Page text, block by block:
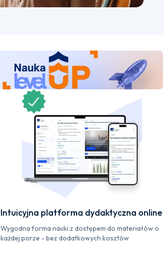
Intuicyjna platforma dydaktyczna online
Wygodna forma nauki z dostępem do materiałów o
każdej porze - bez dodatkowych kosztów